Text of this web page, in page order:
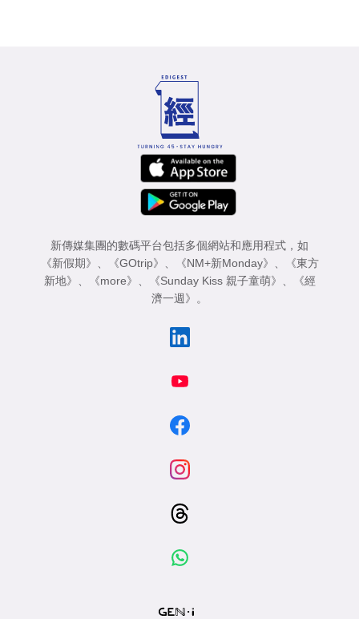
新傳媒集團的數碼平台包括多個網站和應用程式，如
《新假期》 、 《GOtrip》 、 《NM+新Monday》 、
《東方
新地》 、 《more》 、 《Sunday Kiss 親子童萌》 、
《經
濟一週》 。